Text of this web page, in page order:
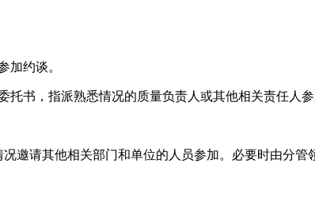
加约谈。
书，指派熟悉情况的质量负责人或其他相关责任人参
邀请其他相关部门和单位的人员参加。必要时由分管